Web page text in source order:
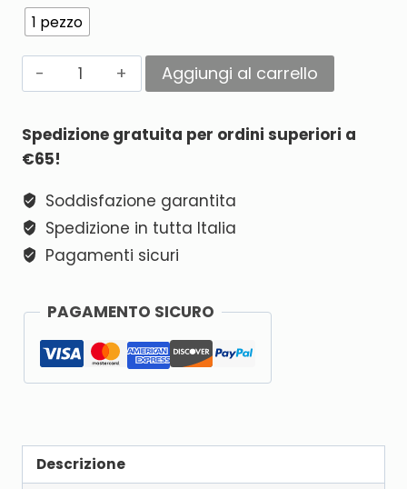
1 pezzo
Aggiungi al carrello
Spedizione gratuita per ordini superiori a
€65!
Soddisfazione garantita
Spedizione in tutta Italia
Pagamenti sicuri
PAGAMENTO SICURO
Descrizione